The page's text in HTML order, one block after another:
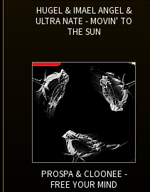
HUGEL & IMAEL ANGEL &
ULTRA NATE - MOVIN' TO
THE SUN
PROSPA & CLOONEE -
FREE YOUR MIND